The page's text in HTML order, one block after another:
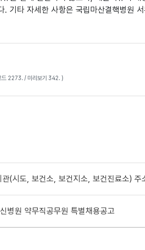
. 기타 자세한 사항은 국립마산결핵병원
2273. / 미리보기 342. )
관(시도, 보건소, 보건지소, 보건진료소) 주
병원 약무직공무원 특별채용공고